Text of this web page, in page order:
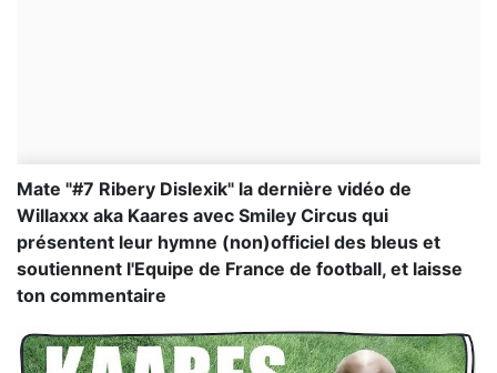
Mate "#7 Ribery Dislexik" la dernière vidéo de
Willaxxx aka Kaares avec Smiley Circus qui
présentent leur hymne (non)officiel des bleus et
soutiennent l'Equipe de France de football, et laisse
ton commentaire